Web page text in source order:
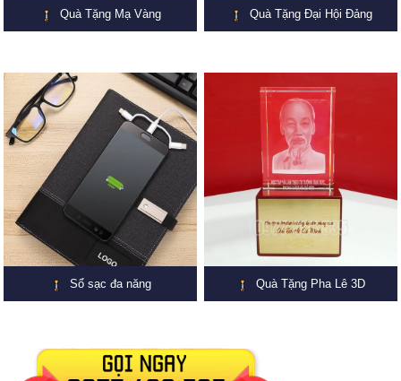
Quà Tặng Mạ Vàng Quà Tặng Đại Hội Đảng
Sổ sạc đa năng Quà Tặng Pha Lê 3D